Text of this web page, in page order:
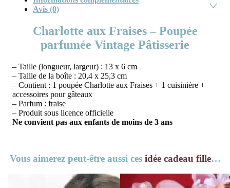
Avis (0)
Charlotte aux Fraises – Poupée
parfumée Vintage Pâtisserie
– Taille (longueur, largeur) : 13 x 6 cm
– Taille de la boîte : 20,4 x 25,3 cm
– Contient : 1 poupée Charlotte aux Fraises + 1 cuisinière +
accessoires pour gâteaux
– Parfum : fraise
– Produit sous licence officielle
Ne convient pas aux enfants de moins de 3 ans
Vous aimerez peut-être aussi ces idée cadeau fille…